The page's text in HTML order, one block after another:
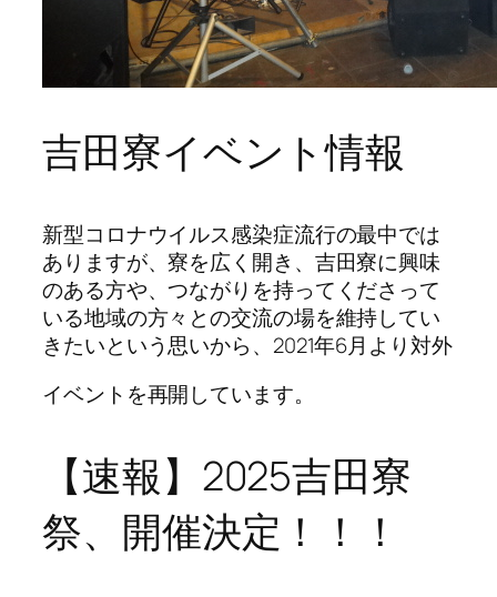
吉田寮イベント情報
新型コロナウイルス感染症流行の最中では
ありますが、寮を広く開き、吉田寮に興味
のある方や、つながりを持ってくださって
いる地域の方々との交流の場を維持してい
きたいという思いから、2021年6月より対外
イベントを再開しています。
【速報】2025吉田寮
祭、開催決定！！！